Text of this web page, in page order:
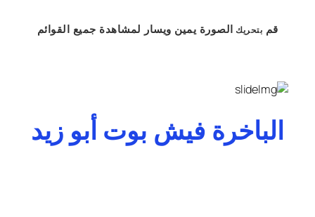
قم بتحريك الصورة يمين ويسار لمشاهدة جميع القوائم
الباخرة فيش بوت أبو زيد